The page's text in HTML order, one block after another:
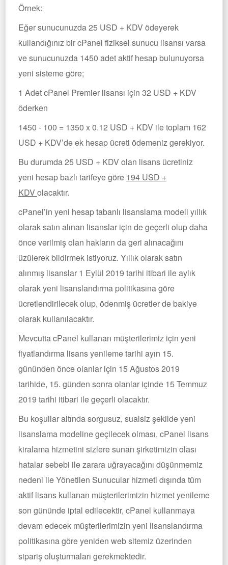
Örnek:
Eğer sunucunuzda 25 USD + KDV ödeyerek
kullandığınız bir cPanel fiziksel sunucu lisansı varsa
ve sunucunuzda 1450 adet aktif hesap bulunuyorsa
yeni sisteme göre;
1 Adet cPanel Premier lisansı için 32 USD + KDV
öderken
1450 - 100 = 1350 x 0.12 USD + KDV ile toplam 162
USD + KDV’de ek hesap ücreti ödemeniz gerekiyor.
Bu durumda 25 USD + KDV olan lisans ücretiniz
yeni hesap bazlı tarifeye göre 194 USD +
KDV olacaktır.
cPanel’in yeni hesap tabanlı lisanslama modeli yıllık
olarak satın alınan lisanslar için de geçerli olup daha
önce verilmiş olan hakların da geri alınacağını
üzülerek bildirmek istiyoruz. Yıllık olarak satın
alınmış lisanslar 1 Eylül 2019 tarihi itibari ile aylık
olarak yeni lisanslandırma politikasına göre
ücretlendirilecek olup, ödenmiş ücretler de bakiye
olarak kullanılacaktır.
Mevcutta cPanel kullanan müşterilerimiz için yeni
fiyatlandırma lisans yenileme tarihi ayın 15.
gününden önce olanlar için 15 Ağustos 2019
tarihide, 15. günden sonra olanlar içinde 15 Temmuz
2019 tarihi itibari ile geçerli olacaktır.
Bu koşullar altında sorgusuz, sualsiz şekilde yeni
lisanslama modeline geçilecek olması, cPanel lisans
kiralama hizmetini sizlere sunan şirketimizin olası
hatalar sebebi ile zarara uğrayacağını düşünmemiz
nedeni ile Yönetilen Sunucular hizmeti dışında tüm
aktif lisans kullanan müşterilerimizin hizmet yenileme
son gününde iptal edilecektir, cPanel kullanmaya
devam edecek müşterilerimizin yeni lisanslandırma
politikasına göre yeniden web sitemiz üzerinden
sipariş oluşturmaları gerekmektedir.